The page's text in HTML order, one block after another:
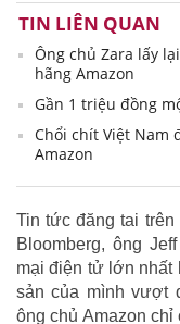
TIN LIÊN QUAN
Ông chủ Zara lấy
hãng Amazon
Gần 1 triệu đồng
Chổi chít Việt Nam
Amazon
Tin tức đăng tai trên
Bloomberg, ông
mại điện tử lớn nhất
sản của mình vượt
ông chủ Amazon